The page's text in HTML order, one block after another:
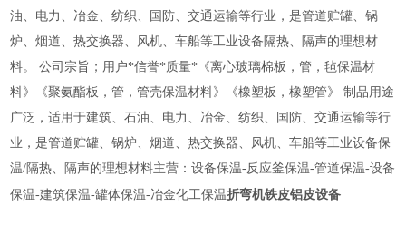
油、电力、冶金、纺织、国防、交通运输等行业，是管道贮罐、锅
炉、烟道、热交换器、风机、车船等工业设备隔热、隔声的理想材
料。 公司宗旨；用户*信誉*质量*《离心玻璃棉板，管，毡保温材
料》《聚氨酯板，管，管壳保温材料》《橡塑板，橡塑管》 制品用途
广泛，适用于建筑、石油、电力、冶金、纺织、国防、交通运输等行
业，是管道贮罐、锅炉、烟道、热交换器、风机、车船等工业设备保
温/隔热、隔声的理想材料主营：设备保温-反应釜保温-管道保温-设备
保温-建筑保温-罐体保温-冶金化工保温折弯机铁皮铝皮设备